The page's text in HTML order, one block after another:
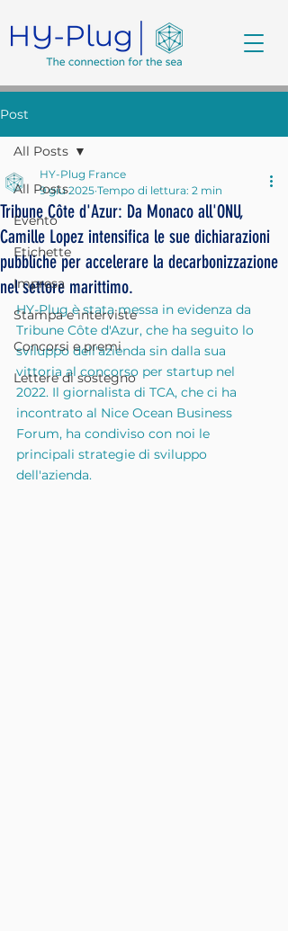
Post
All Posts
Evento
Etichette
Impresa
Stampa e interviste
Concorsi e premi
Lettere di sostegno
All Posts
Tribune Côte d'Azur: Da Monaco all'ONU,
Camille Lopez intensifica le sue dichiarazioni
pubbliche per accelerare la decarbonizzazione
nel settore marittimo.
HY-Plug France
9 giu 2025 Tempo di lettura: 2 min
HY-Plug è stata messa in evidenza da
Tribune Côte d'Azur, che ha seguito lo
sviluppo dell'azienda sin dalla sua
vittoria al concorso per startup nel
2022. Il giornalista di TCA, che ci ha
incontrato al Nice Ocean Business
Forum, ha condiviso con noi le
principali strategie di sviluppo
dell'azienda.